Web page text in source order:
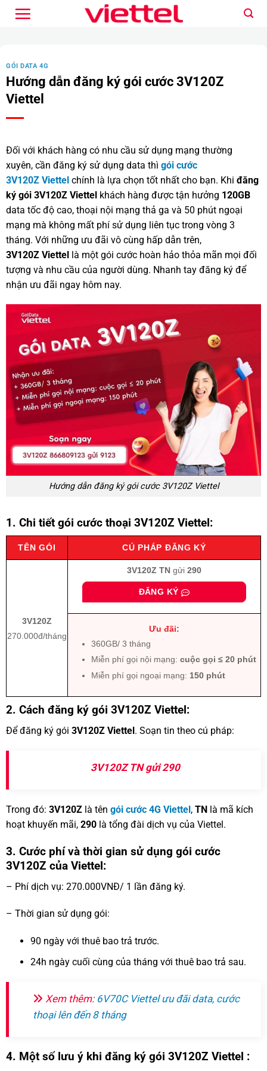
qua
GÓI DATA 4G
Hướng dẫn đăng ký gói cước 3V120Z
Viettel
Đối với khách hàng có nhu cầu sử dụng mạng thường
xuyên, cần đăng ký sử dụng data thì gói cước
3V120Z Viettel chính là lựa chọn tốt nhất cho bạn. Khi đăng
ký gói 3V120Z Viettel khách hàng được tận hưởng 120GB
data tốc độ cao, thoại nội mạng thả ga và 50 phút ngoại
mạng mà không mất phí sử dụng liên tục trong vòng 3
tháng. Với những ưu đãi vô cùng hấp dẫn trên,
3V120Z Viettel là một gói cước hoàn hảo thỏa mãn mọi đối
tượng và nhu cầu của người dùng. Nhanh tay đăng ký để
nhận ưu đãi ngay hôm nay.
Hướng dẫn đăng ký gói cước 3V120Z Viettel
1. Chi tiết gói cước thoại 3V120Z Viettel:
TÊN GÓI CÚ PHÁP ĐĂNG KÝ
3V120Z
270.000đ/tháng
3V120Z TN gửi 290
ĐĂNG KÝ
Ưu đãi:
360GB/ 3 tháng
Miễn phí gọi nội mạng: cuộc gọi ≤ 20 phút
Miễn phí gọi ngoại mạng: 150 phút
2. Cách đăng ký gói 3V120Z Viettel:
Để đăng ký gói 3V120Z Viettel. Soạn tin theo cú pháp:
3V120Z TN gửi 290
Trong đó: 3V120Z là tên gói cước 4G Viettel , TN là mã kích
hoạt khuyến mãi, 290 là tổng đài dịch vụ của Viettel.
3. Cước phí và thời gian sử dụng gói cước
3V120Z của Viettel:
– Phí dịch vụ: 270.000VNĐ/ 1 lần đăng ký.
– Thời gian sử dụng gói:
90 ngày với thuê bao trả trước.
24h ngày cuối cùng của tháng với thuê bao trả sau.
Xem thêm: 6V70C Viettel ưu đãi data, cước
thoại lên đến 8 tháng
4. Một số lưu ý khi đăng ký gói 3V120Z Viettel :